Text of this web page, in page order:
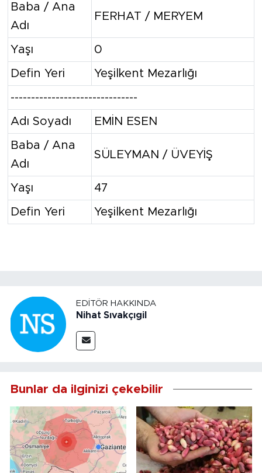
Baba / Ana
Adı
FERHAT / MERYEM
Yaşı 0
Defin Yeri Yeşilkent Mezarlığı
-------------------------------
Adı Soyadı EMİN ESEN
Baba / Ana
Adı
SÜLEYMAN / ÜVEYİŞ
Yaşı 47
Defin Yeri Yeşilkent Mezarlığı
EDITÖR HAKKINDA
Nihat Sıvakçıgil
Bunlar da ilginizi çekebilir